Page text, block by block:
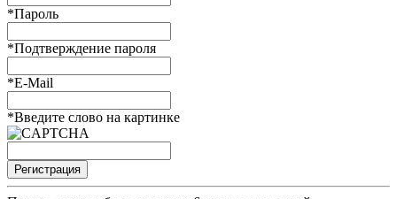
*Пароль
*Подтверждение пароля
*E-Mail
*Введите слово на картинке